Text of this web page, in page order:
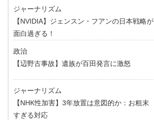
ジャーナリズム
【NVIDIA】ジェンスン・フアンの日本戦略が
面白過ぎる！
政治
【辺野古事故】遺族が百田発言に激怒
ジャーナリズム
【NHK性加害】3年放置は意図的か：お粗末
すぎる対応